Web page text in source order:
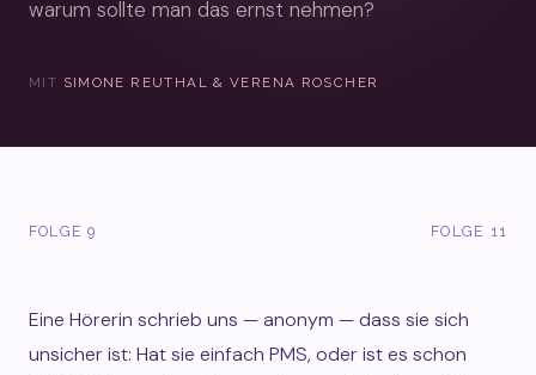
warum sollte man das ernst nehmen?
MIT SIMONE REUTHAL & VERENA ROSCHER
FOLGE 9 FOLGE 11
Eine Hörerin schrieb uns — anonym — dass sie sich
unsicher ist: Hat sie einfach PMS, oder ist es schon